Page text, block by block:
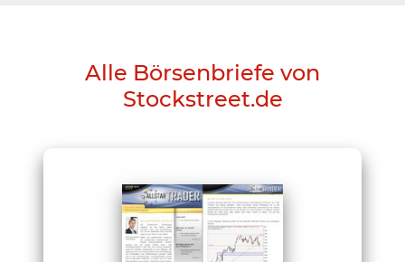
Alle Börsenbriefe von
Stockstreet.de